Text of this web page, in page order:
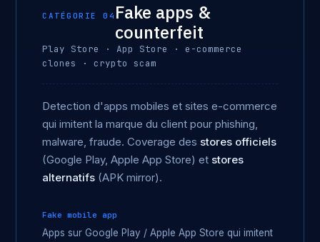
CATÉGORIE 04 Fake apps &
counterfeit
Play Store · App Store · e-commerce
clones · crypto scam
Detection d'apps mobiles et sites e-commerce
qui imitent la marque du client pour phishing,
malware, fraude. Coverage des stores officiels
(Google Play, Apple App Store) et stores
alternatifs (APK mirror).
Fake mobile app
Apps sur Google Play / Apple App Store qui imitent